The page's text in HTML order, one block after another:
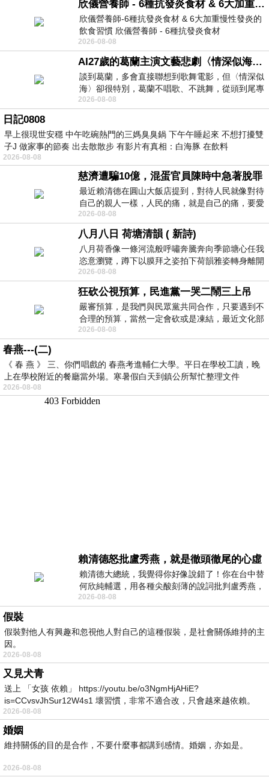
欣儀營養師 - 6種抗發炎食材 & 6大加重慢性發炎的飲食習慣
欣儀營養師-6種抗發炎食材 & 6大加重慢性發炎的
飲食習慣 欣儀營養師 - 6種抗發炎食材
https://www.facebook.com/photo/?fbid=147
2026-08-08
AI27歲的葛蘭主演文藝悲劇〈情深似海〉 #戀上老電影 #葛蘭 #粟子
談到葛蘭，多會直接聯想到歌舞電影，但〈情深似
海〉卻很特別，葛蘭不唱歌、不跳舞，從頭到尾專
心演戲。拍攝期間，經常工作超過12個鐘
2026-08-08
日記0808
早上很現世安穩 中午吃碗熱門的三媽臭臭鍋 下午午睡起來 不想打擾雙
子J 做家事的節奏 出去散散步 有影片有真相：白海豚 在飲料
2026-08-08
慈濟遭騙10億，混蛋官員陳時中急著脫罪
最近賴清德在圓山大飯店提到，對待人民就像對待
自己的親人一樣，人民的痛，就是自己的痛，要愛
民如親，說的這麼好聽，實際上根本沒做
2026-08-08
八月八日 荷塘清韻 ( 新詩)
八月荷香像一條河流般呼嘯奔騰奔向季節塘心任我
恣意瀏覽，蹲下以膜拜之姿拍下荷韻雅姿轉身離開
時我把美麗的遐想掛在亭亭葉柄上盼望
2026-08-08
狂砍公視預算，民進黨一哭二鬧三上吊
嚴審預算，是我們與民眾黨共同合作，只要遇到不
合理的預算，當然一定會砍或是凍結，最近文化部
要編列公視和Taiwan plus預算，在110年
2026-08-08
春燕---(二)
《 春 燕 》 三、你們唱戲的 春燕考進輔仁大學。平日在學校工讀，晚
上在學校附近的餐廳當外場。寒暑假白天到鎮公所幫忙整理文件
2026-08-08
賴清德怒批盧秀燕，就是徹頭徹尾的心虛
賴清德大總統，我覺得你好像說錯了！你在台中替
何欣純輔選，用各種尖酸刻薄的說詞批判盧秀燕，
罵她施政滿意度輸給陳其邁，甚至還說盧
2026-08-08
假裝
假裝對他人有興趣和忽視他人對自己的這種假裝，是社會關係維持的主
因。
2026-08-08
又見犬青
送上 「女孩 依賴」 https://youtu.be/o3NgmHjAHiE?
is=CCvsvJhSur12W4s1 壞習慣，非常不適合改，只會越來越依賴。
我害怕的
2026-08-08
婚姻
維持關係的目的是合作，不要什麼事都講到感情。婚姻，亦如是。
2026-08-08